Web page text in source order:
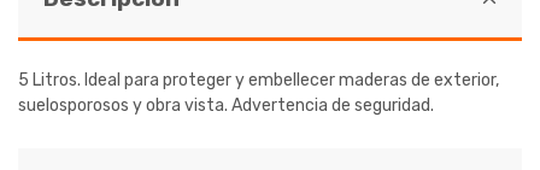
5 Litros. Ideal para proteger y embellecer maderas de exterior,
suelosporosos y obra vista. Advertencia de seguridad.